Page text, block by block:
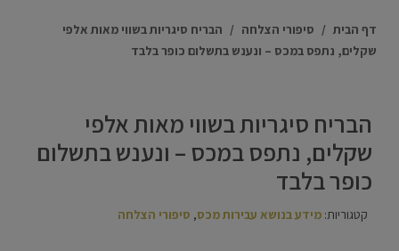
דף הבית / סיפורי הצלחה / הבריח סיגריות בשווי מאות אלפי
שקלים, נתפס במכס – ונענש בתשלום כופר בלבד
הבריח סיגריות בשווי מאות אלפי
שקלים, נתפס במכס – ונענש בתשלום
כופר בלבד
קטגוריות: מידע בנושא עבירות מכס, סיפורי הצלחה